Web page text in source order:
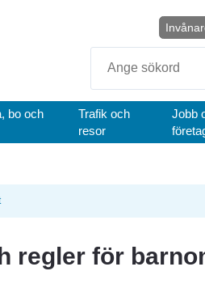
bo och
Trafik och
resor
Jobb
regler för